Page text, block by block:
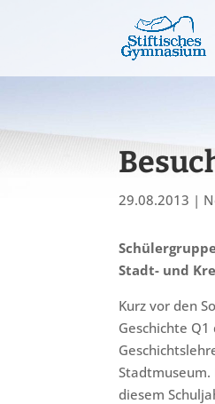
29.08.2013 |
Stadt- und
Kurz vor den
Geschichte
diesem